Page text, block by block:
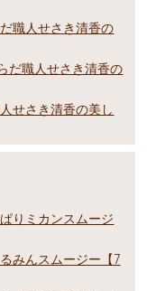
職人せさき清香の
だ職人せさき清香の
せさき清香の美し
りミカンスムージ
みんスムージー【7